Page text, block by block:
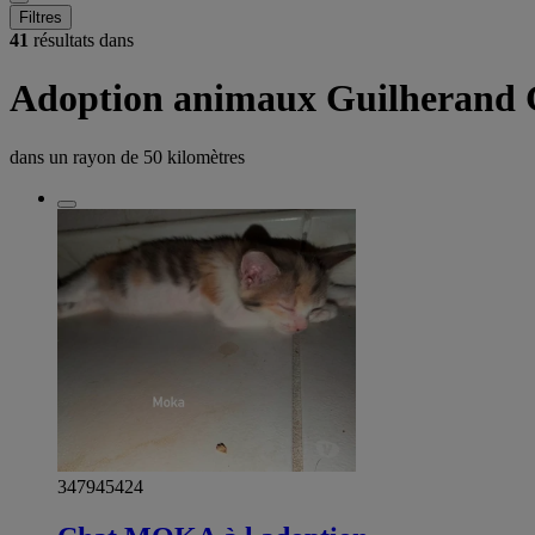
Filtres
41 résultats dans
Adoption animaux Guilherand
dans un rayon de 50 kilomètres
347945424